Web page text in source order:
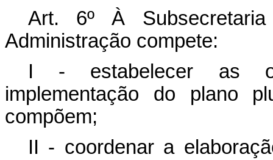
Art. 6º À
Administração compete:
I - estabelecer as
implementação do plano
compõem;
II - coordenar a